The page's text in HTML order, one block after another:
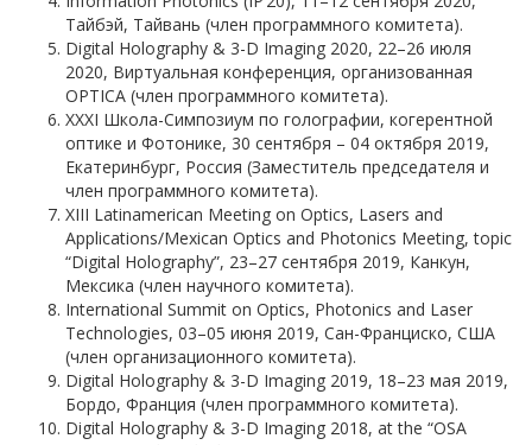
Тайбэй, Тайвань (член программного комитета).
Digital Holography & 3-D Imaging 2020, 22–26 июля
2020, Виртуальная конференция, организованная
OPTICA (член программного комитета).
XXXI Школа-Симпозиум по голографии, когерентной
оптике и Фотонике, 30 сентября – 04 октября 2019,
Екатеринбург, Россия (Заместитель председателя и
член программного комитета).
XIII Latinamerican Meeting on Optics, Lasers and
Applications/Mexican Optics and Photonics Meeting, topic
“Digital Holography”, 23–27 сентября 2019, Канкун,
Мексика (член научного комитета).
International Summit on Optics, Photonics and Laser
Technologies, 03–05 июня 2019, Сан-Франциско, США
(член организационного комитета).
Digital Holography & 3-D Imaging 2019, 18–23 мая 2019,
Бордо, Франция (член программного комитета).
Digital Holography & 3-D Imaging 2018, at the “OSA